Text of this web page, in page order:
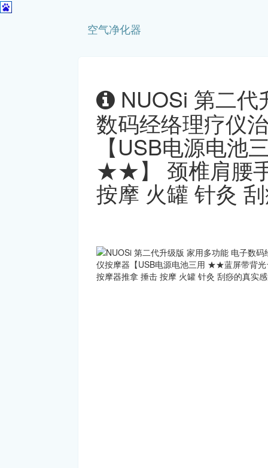
空气净化器
NUOSi 第二
数码经络理疗仪
【USB电源电
★★】 颈椎肩腰
按摩 火罐 针灸